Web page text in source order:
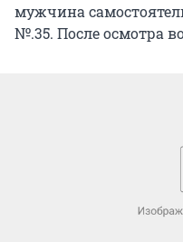
мужчина
№.35. После осмотра